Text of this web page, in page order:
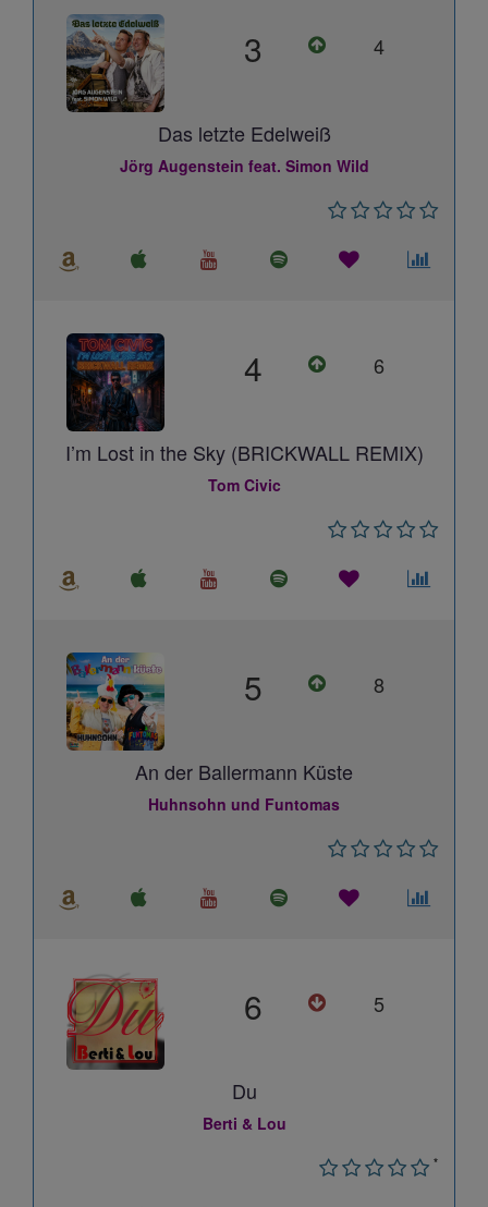
3 4
Das letzte Edelweiß
Jörg Augenstein feat. Simon Wild
4 6
I’m Lost in the Sky (BRICKWALL REMIX)
Tom Civic
5 8
An der Ballermann Küste
Huhnsohn und Funtomas
6 5
Du
Berti & Lou
*